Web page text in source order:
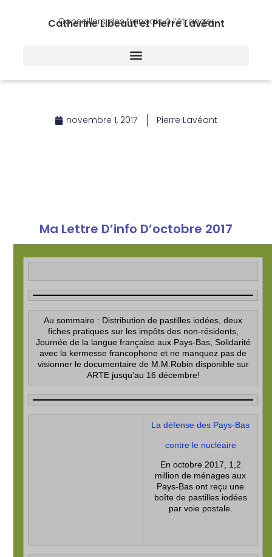
Catherine Libeaut et Pierre Lavéant
Conseillers des français à l’étranger
novembre 1, 2017 Pierre Lavéant
Ma Lettre D’info D’octobre 2017
Au sommaire : Distribution de pastilles iodées, deux
fiches pratiques sur les impôts des non-résidents,
Journée de la langue française aux Pays-Bas, Solidarité
avec la kermesse francophone et ne manquez pas de
visionner le documentaire de M.M.Robin disponible sur
ARTE jusqu’au 16 décembre!
La défense des Pays-Bas
contre le nucléaire
En octobre 2017, 1,2
million de ménages aux
Pays-Bas ont reçu une
boîte de pastilles iodées
par voie postale.